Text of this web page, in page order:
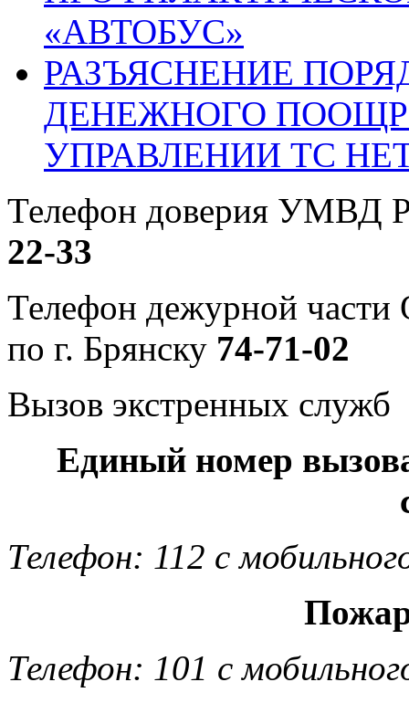
«АВТОБУС»
РАЗЪЯСНЕНИЕ
ДЕНЕЖНОГО
УПРАВЛЕНИИ ТС
Телефон доверия УМВД
22-33
Телефон дежурной
по г. Брянску 74-71-02
Вызов экстренных служб
Единый номер
Телефон: 112 с
Телефон: 101 с